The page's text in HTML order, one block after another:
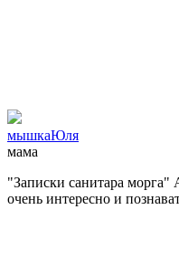
мышкаЮля
мама
"Записки санитара морга"
очень интересно и